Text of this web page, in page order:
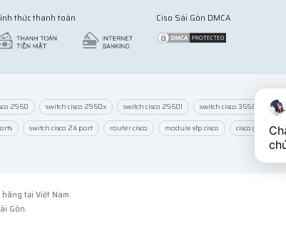
thức thanh toán Ciso Sài Gòn DMCA
2960 switch cisco 2960x switch cisco 2960l switch cisco 3650
switch cisco 24 port router cisco module sfp cisco cisco glc-lh-
tại Việt Nam.
Gòn.